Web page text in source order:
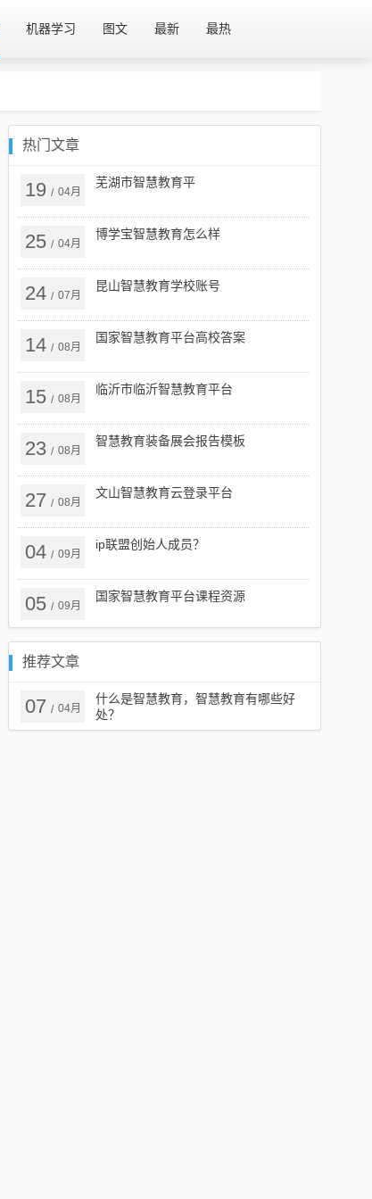
机器学习 图文 最新 最热
热门文章
19 / 04月
芜湖市智慧教育平
25 / 04月
博学宝智慧教育怎么样
24 / 07月
昆山智慧教育学校账号
14 / 08月
国家智慧教育平台高校答案
15 / 08月
临沂市临沂智慧教育平台
23 / 08月
智慧教育装备展会报告模板
27 / 08月
文山智慧教育云登录平台
04 / 09月
ip联盟创始人成员？
05 / 09月
国家智慧教育平台课程资源
推荐文章
07 / 04月
什么是智慧教育，智慧教育有哪些好
处？